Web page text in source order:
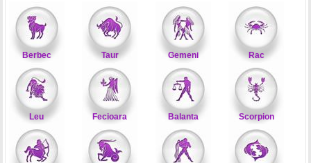
Berbec Taur Gemeni Rac
Leu Fecioara Balanta Scorpion